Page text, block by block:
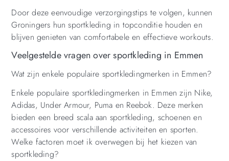
Door deze eenvoudige verzorgingstips te volgen, kunnen
Groningers hun sportkleding in topconditie houden en
blijven genieten van comfortabele en effectieve workouts.
Veelgestelde vragen over sportkleding in Emmen
Wat zijn enkele populaire sportkledingmerken in Emmen?
Enkele populaire sportkledingmerken in Emmen zijn Nike,
Adidas, Under Armour, Puma en Reebok. Deze merken
bieden een breed scala aan sportkleding, schoenen en
accessoires voor verschillende activiteiten en sporten.
Welke factoren moet ik overwegen bij het kiezen van
sportkleding?